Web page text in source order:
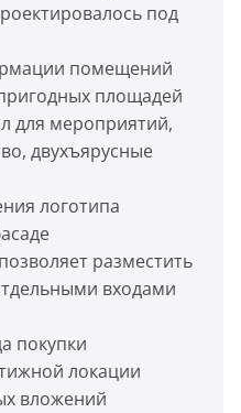
под
помещений
площадей
для мероприятий,
двухъярусные
логотипа
разместить
входами
покупки
локации
вложений